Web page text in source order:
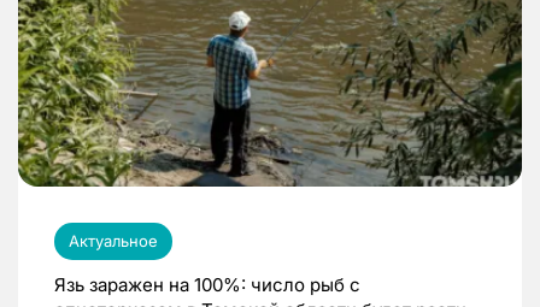
Актуальное
Язь заражен на 100%: число рыб с